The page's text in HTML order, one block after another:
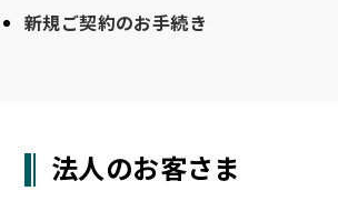
新規ご契約のお手続き
法人のお客さま